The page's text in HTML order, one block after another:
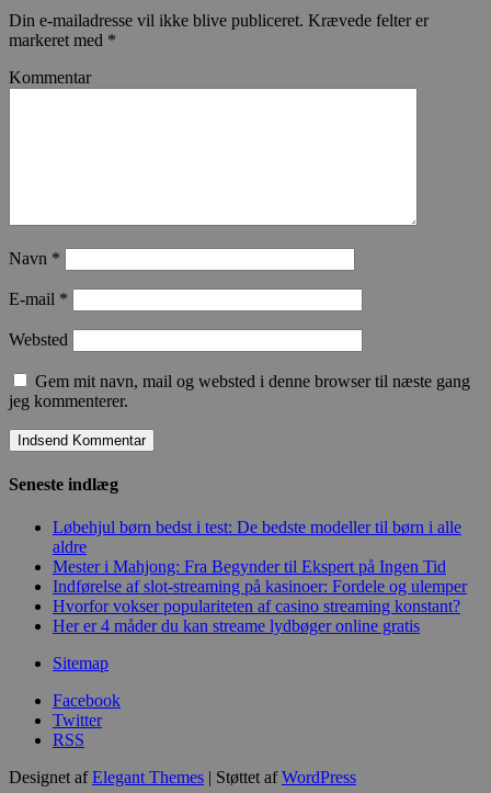
Din e-mailadresse vil ikke blive publiceret. Krævede felter er
markeret med *
Kommentar
Navn *
E-mail *
Websted
Gem mit navn, mail og websted i denne browser til næste gang
jeg kommenterer.
Seneste indlæg
Løbehjul børn bedst i test: De bedste modeller til børn i alle
aldre
Mester i Mahjong: Fra Begynder til Ekspert på Ingen Tid
Indførelse af slot-streaming på kasinoer: Fordele og ulemper
Hvorfor vokser populariteten af casino streaming konstant?
Her er 4 måder du kan streame lydbøger online gratis
Sitemap
Facebook
Twitter
RSS
Designet afElegant Themes | Støttet afWordPress